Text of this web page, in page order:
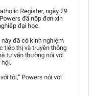
Register, ngày 29
đã nộp đơn xin
đại học.
đã có kinh nghiệm
tiếp thị và truyền thông
tư vấn thường nói với
tôi,” Powers nói với